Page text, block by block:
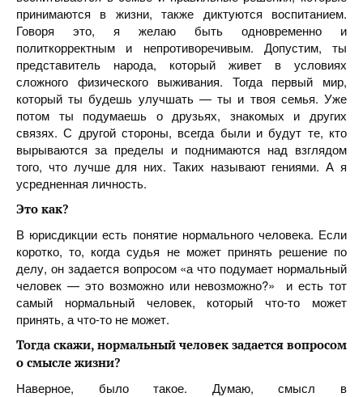
принимаются в жизни, также диктуются воспитанием.
Говоря это, я желаю быть одновременно и
политкорректным и непротиворечивым. Допустим, ты
представитель народа, который живет в условиях
сложного физического выживания. Тогда первый мир,
который ты будешь улучшать — ты и твоя семья. Уже
потом ты подумаешь о друзьях, знакомых и других
связях. С другой стороны, всегда были и будут те, кто
вырываются за пределы и поднимаются над взглядом
того, что лучше для них. Таких называют гениями. А я
усредненная личность.
Это как?
В юрисдикции есть понятие нормального человека. Если
коротко, то, когда судья не может принять решение по
делу, он задается вопросом «а что подумает нормальный
человек — это возможно или невозможно?» и есть тот
самый нормальный человек, который что-то может
принять, а что-то не может.
Тогда скажи, нормальный человек задается вопросом
о смысле жизни?
Наверное, было такое. Думаю, смысл в